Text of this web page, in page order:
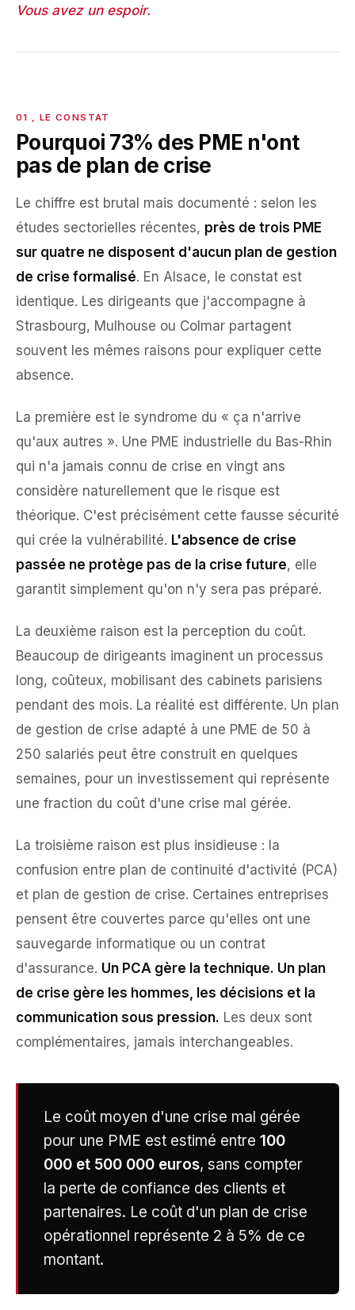
Vous avez un espoir.
Pourquoi 73% des PME n'ont
pas de plan de crise
Le chiffre est brutal mais documenté : selon les
études sectorielles récentes, près de trois PME
sur quatre ne disposent d'aucun plan de gestion
de crise formalisé. En Alsace, le constat est
identique. Les dirigeants que j'accompagne à
Strasbourg, Mulhouse ou Colmar partagent
souvent les mêmes raisons pour expliquer cette
absence.
La première est le syndrome du « ça n'arrive
qu'aux autres ». Une PME industrielle du Bas-Rhin
qui n'a jamais connu de crise en vingt ans
considère naturellement que le risque est
théorique. C'est précisément cette fausse sécurité
qui crée la vulnérabilité. L'absence de crise
passée ne protège pas de la crise future, elle
garantit simplement qu'on n'y sera pas préparé.
La deuxième raison est la perception du coût.
Beaucoup de dirigeants imaginent un processus
long, coûteux, mobilisant des cabinets parisiens
pendant des mois. La réalité est différente. Un plan
de gestion de crise adapté à une PME de 50 à
250 salariés peut être construit en quelques
semaines, pour un investissement qui représente
une fraction du coût d'une crise mal gérée.
La troisième raison est plus insidieuse : la
confusion entre plan de continuité d'activité (PCA)
et plan de gestion de crise. Certaines entreprises
pensent être couvertes parce qu'elles ont une
sauvegarde informatique ou un contrat
d'assurance. Un PCA gère la technique. Un plan
de crise gère les hommes, les décisions et la
communication sous pression. Les deux sont
complémentaires, jamais interchangeables.
Le coût moyen d'une crise mal gérée
pour une PME est estimé entre 100
000 et 500 000 euros, sans compter
la perte de confiance des clients et
partenaires. Le coût d'un plan de crise
opérationnel représente 2 à 5% de ce
montant.